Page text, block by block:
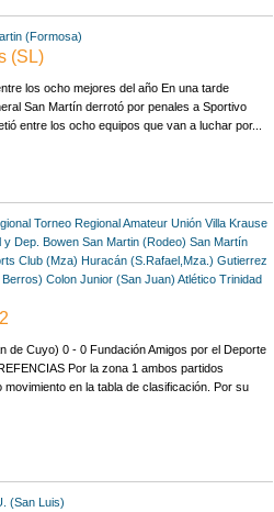
(Formosa)
(SL)
los ocho mejores del año En una tarde
San Martín derrotó por penales a Sportivo
entre los ocho equipos que van a luchar por...
Torneo Regional Amateur Unión Villa Krause
y Dep. Bowen San Martin (Rodeo) San Martín
Club (Mza) Huracán (S.Rafael,Mza.) Gutierrez
Colon Junior (San Juan) Atlético Trinidad
de Cuyo) 0 - 0 Fundación Amigos por el Deporte
Por la zona 1 ambos partidos
en la tabla de clasificación. Por su
(San Luis)